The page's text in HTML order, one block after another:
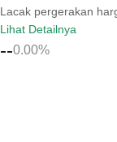
Lacak pergerakan
Lihat Detailnya
--0.00%